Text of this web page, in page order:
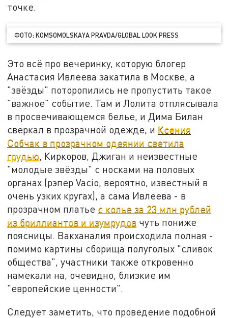
точке.
ФОТО: KOMSOMOLSKAYA PRAVDA/GLOBAL LOOK PRESS
Это всё про вечеринку, которую блогер
Анастасия Ивлеева закатила в Москве, а
"звёзды" поторопились не пропустить такое
"важное" событие. Там и Лолита отплясывала
в просвечивающемся белье, и Дима Билан
сверкал в прозрачной одежде, и Ксения
Собчак в прозрачном одеянии светила
грудью, Киркоров, Джиган и неизвестные
"молодые звёзды" с носками на половых
органах (рэпер Vacio, вероятно, известный в
очень узких кругах), а сама Ивлеева - в
прозрачном платье с колье за 23 млн рублей
из бриллиантов и изумрудов чуть пониже
поясницы. Вакханалия происходила полная -
помимо картины сборища полуголых "сливок
общества", участники также откровенно
намекали на, очевидно, близкие им
"европейские ценности".
Следует заметить, что проведение подобной